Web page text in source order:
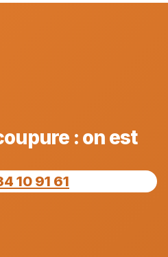
: on est
10 91 61